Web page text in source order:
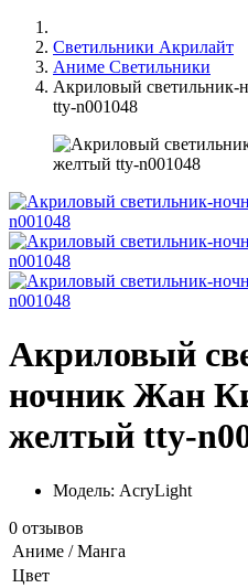
Светильники Акрилайт
Аниме Светильники
Акриловый
tty-n001048
Акриловый
ночник Жан
желтый tty-
Модель: AcryLight
0 отзывов
Аниме / Манга
Цвет